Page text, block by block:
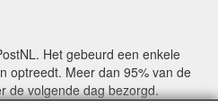
Het gebeurd een enkele
optreedt. Meer dan 95% van de
de volgende dag bezorgd.